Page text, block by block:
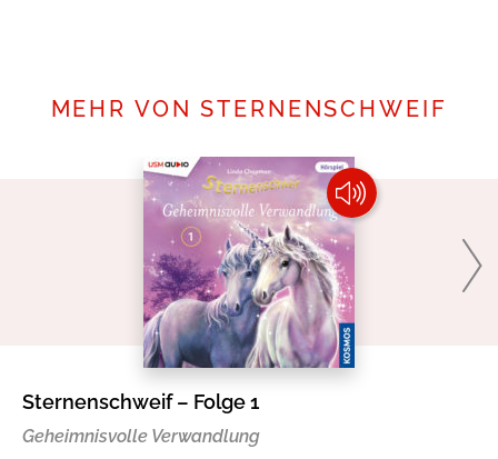
MEHR VON STERNENSCHWEIF
Sternenschweif – Folge 1
Geheimnisvolle Verwandlung